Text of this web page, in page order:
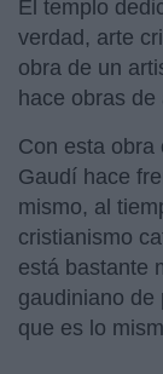
El templo
verdad, arte
obra de un
hace obras de
Con esta obra
Gaudí hace
mismo, al
cristianismo
está bastante
gaudiniano de
que es lo